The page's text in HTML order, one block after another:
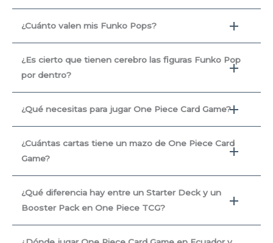
¿Cuánto valen mis Funko Pops?
¿Es cierto que tienen cerebro las figuras Funko Pop
por dentro?
¿Qué necesitas para jugar One Piece Card Game?
¿Cuántas cartas tiene un mazo de One Piece Card
Game?
¿Qué diferencia hay entre un Starter Deck y un
Booster Pack en One Piece TCG?